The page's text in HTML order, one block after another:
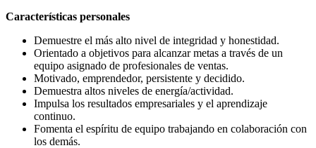
Características personales
Demuestre el más alto nivel de integridad y honestidad.
Orientado a objetivos para alcanzar metas a través de un
equipo asignado de profesionales de ventas.
Motivado, emprendedor, persistente y decidido.
Demuestra altos niveles de energía/actividad.
Impulsa los resultados empresariales y el aprendizaje
continuo.
Fomenta el espíritu de equipo trabajando en colaboración con
los demás.